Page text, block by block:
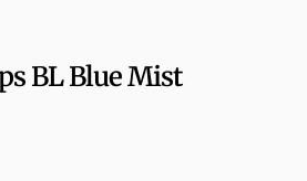
BL Blue Mist